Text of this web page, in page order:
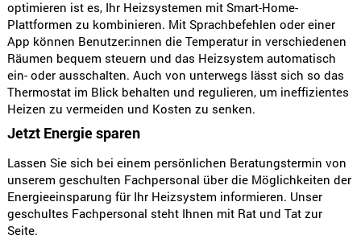
optimieren ist es, Ihr Heizsystemen mit Smart-Home-
Plattformen zu kombinieren. Mit Sprachbefehlen oder einer
App können Benutzer:innen die Temperatur in verschiedenen
Räumen bequem steuern und das Heizsystem automatisch
ein- oder ausschalten. Auch von unterwegs lässt sich so das
Thermostat im Blick behalten und regulieren, um ineffizientes
Heizen zu vermeiden und Kosten zu senken.
Jetzt Energie sparen
Lassen Sie sich bei einem persönlichen Beratungstermin von
unserem geschulten Fachpersonal über die Möglichkeiten der
Energieeinsparung für Ihr Heizsystem informieren. Unser
geschultes Fachpersonal steht Ihnen mit Rat und Tat zur
Seite.